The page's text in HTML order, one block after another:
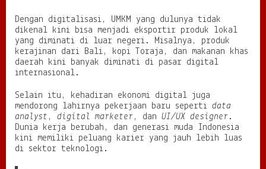
Dengan digitalisasi, UMKM yang dulunya tidak
dikenal kini bisa menjadi eksportir produk lokal
yang diminati di luar negeri. Misalnya, produk
kerajinan dari Bali, kopi Toraja, dan makanan khas
daerah kini banyak diminati di pasar digital
internasional.
Selain itu, kehadiran ekonomi digital juga
mendorong lahirnya pekerjaan baru seperti data
analyst , digital marketer, dan UI/UX designer.
Dunia kerja berubah, dan generasi muda Indonesia
kini memiliki peluang karier yang jauh lebih luas
di sektor teknologi.